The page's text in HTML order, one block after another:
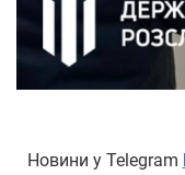
Новини у Telegram